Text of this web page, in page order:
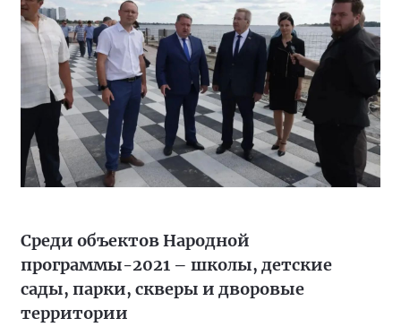
Среди объектов Народной
программы-2021 – школы, детские
сады, парки, скверы и дворовые
территории